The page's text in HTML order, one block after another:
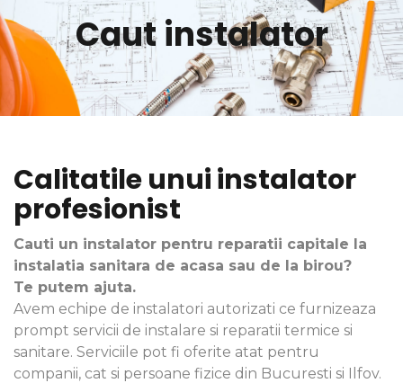
Caut instalator
Calitatile unui instalator
profesionist
Cauti un instalator pentru reparatii capitale la
instalatia sanitara de acasa sau de la birou?
Te putem ajuta.
Avem echipe de instalatori autorizati ce furnizeaza
prompt servicii de instalare si reparatii termice si
sanitare. Serviciile pot fi oferite atat pentru
companii, cat si persoane fizice din Bucuresti si Ilfov.